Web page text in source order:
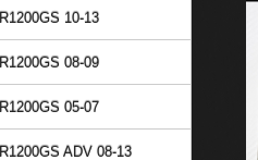
R1200GS 10-13
R1200GS 08-09
R1200GS 05-07
R1200GS ADV 08-13